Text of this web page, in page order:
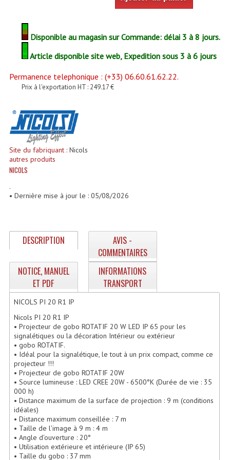
Enceintes Passives Sono
Caissons De Basses
Enceintes (Ecoutes De Studio)
Enceintes Hifi
Enceintes Monitoring
Filtres Actifs, Correcteurs
Haut-Parleurs Moteurs Tweeters Filtres
Haut Parleurs Sono
Moteurs Pavillons Pour Enceinte
Tweeters Pour Enceintes
Lecteurs Audio & Sources
Platines Disque Vinyles
Disponible au magasin sur Commande: délai 3 à 8 jours.
Article disponible site web, Expedition sous 3 à 6 jours
Permanence telephonique : (+33) 06.60.61.62.22.
Prix à l'exportation HT : 249.17 €
Site du fabriquant :Nicols
autres produits
NICOLS
.
• Dernière mise à jour le : 05/08/2026
DESCRIPTION
AVIS -
COMMENTAIRES
NOTICE, MANUEL
ET PDF
INFORMATIONS
TRANSPORT
NICOLS PI 20 R1 IP
Nicols PI 20 R1 IP
• Projecteur de gobo ROTATIF 20 W LED IP 65 pour les
signalétiques ou la décoration Intérieur ou extérieur
• gobo ROTATIF.
• Idéal pour la signalétique, le tout à un prix compact, comme ce
projecteur !!!
• Projecteur de gobo ROTATIF 20W
• Source lumineuse : LED CREE 20W - 6500°K (Durée de vie : 35
000 h)
• Distance maximum de la surface de projection : 9 m (conditions
idéales)
• Distance maximum conseillée : 7 m
• Taille de l'image à 9 m : 4 m
• Angle d'ouverture : 20°
• Utilisation extérieure et intérieure (IP 65)
• Taille du gobo : 37 mm